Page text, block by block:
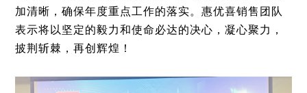
加清晰，确保年度重点工作的落实。惠优喜销售团队
表示将以坚定的毅力和使命必达的决心，凝心聚力，
披荆斩棘，再创辉煌！